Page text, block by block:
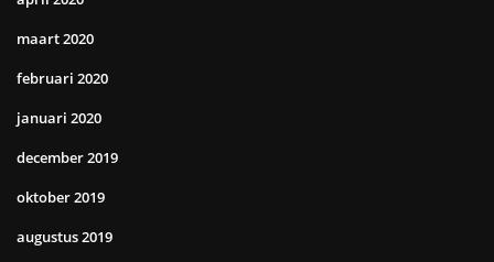
maart 2020
februari 2020
januari 2020
december 2019
oktober 2019
augustus 2019